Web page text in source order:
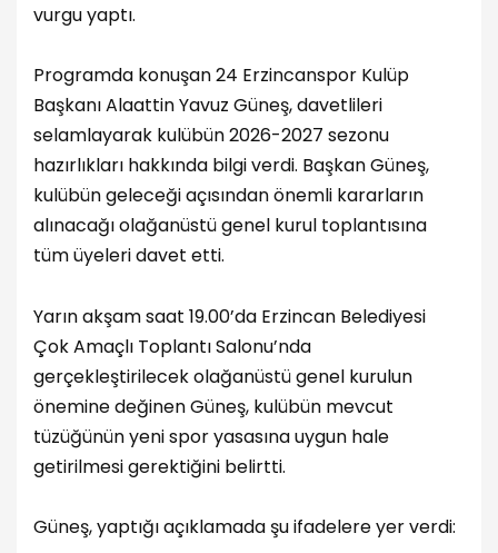
vurgu yaptı.
Programda konuşan 24 Erzincanspor Kulüp
Başkanı Alaattin Yavuz Güneş, davetlileri
selamlayarak kulübün 2026-2027 sezonu
hazırlıkları hakkında bilgi verdi. Başkan Güneş,
kulübün geleceği açısından önemli kararların
alınacağı olağanüstü genel kurul toplantısına
tüm üyeleri davet etti.
Yarın akşam saat 19.00’da Erzincan Belediyesi
Çok Amaçlı Toplantı Salonu’nda
gerçekleştirilecek olağanüstü genel kurulun
önemine değinen Güneş, kulübün mevcut
tüzüğünün yeni spor yasasına uygun hale
getirilmesi gerektiğini belirtti.
Güneş, yaptığı açıklamada şu ifadelere yer verdi: